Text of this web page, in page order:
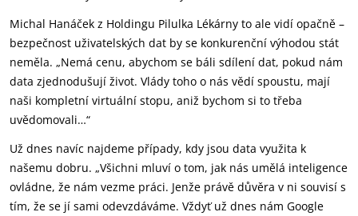
Michal Hanáček z Holdingu Pilulka Lékárny to ale vidí opačně –
bezpečnost uživatelských dat by se konkurenční výhodou stát
neměla. „Nemá cenu, abychom se báli sdílení dat, pokud nám
data zjednodušují život. Vlády toho o nás vědí spoustu, mají
naši kompletní virtuální stopu, aniž bychom si to třeba
uvědomovali…“
Už dnes navíc najdeme případy, kdy jsou data využita k
našemu dobru. „Všichni mluví o tom, jak nás umělá inteligence
ovládne, že nám vezme práci. Jenže právě důvěra v ni souvisí s
tím, že se jí sami odevzdáváme. Vždyť už dnes nám Google